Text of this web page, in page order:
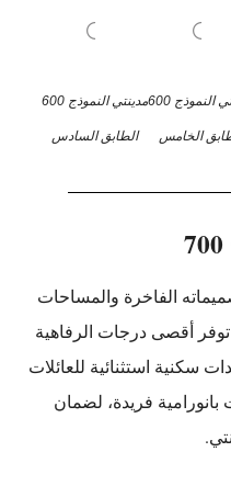
مدينتي النموذج 600
الخامس
مدينتي النموذج 600
الطابق السادس
الفاخرة والمساحات
توفر أقصى درجات الرفاهية
سكنية استثنائية للعائلات
بانورامية فريدة، لضمان